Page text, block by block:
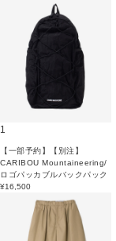
1
【一部予約】【別注】
CARIBOU Mountaineering/
ロゴパッカブルバックパック
¥16,500